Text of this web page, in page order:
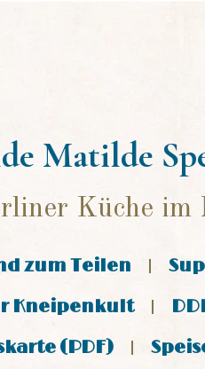
Matilde
Küche
zum Teilen
Kneipenkult
(PDF)